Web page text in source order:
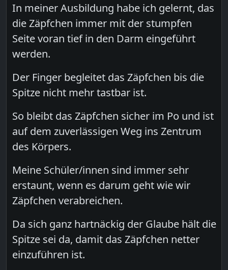
In meiner Ausbildung habe ich gelernt, das
die Zäpfchen immer mit der stumpfen
Seite voran tief in den Darm eingeführt
werden.
Der Finger begleitet das Zäpfchen bis die
Spitze nicht mehr tastbar ist.
So bleibt das Zäpfchen sicher im Po und ist
auf dem zuverlässigen Weg ins Zentrum
des Körpers.
Meine Schüler/innen sind immer sehr
erstaunt, wenn es darum geht wie wir
Zäpfchen verabreichen.
Da sich ganz hartnäckig der Glaube hält die
Spitze sei da, damit das Zäpfchen netter
einzuführen ist.